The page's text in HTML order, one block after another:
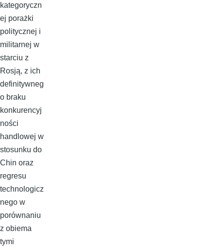
kategoryczn
ej porażki
politycznej i
militarnej w
starciu z
Rosją, z ich
definitywneg
o braku
konkurencyj
ności
handlowej w
stosunku do
Chin oraz
regresu
technologicz
nego w
porównaniu
z obiema
tymi